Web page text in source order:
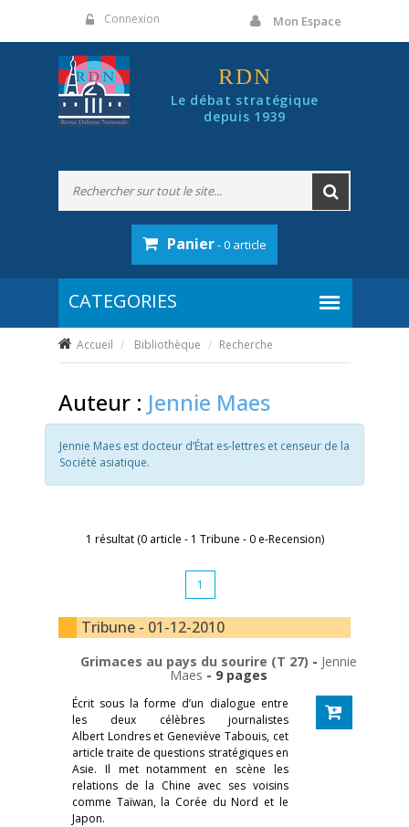
Connexion Mon Espace
RDN
Le débat stratégique
depuis 1939
Panier- 0 article
Accueil Bibliothèque Recherche
Auteur : Jennie Maes
Jennie Maes est docteur d’État es-lettres et censeur de la
Société asiatique.
1 résultat (0 article - 1 Tribune - 0 e-Recension)
1
Tribune - 01-12-2010
Grimaces au pays du sourire (T 27) - Jennie
Maes - 9 pages
Écrit sous la forme d’un dialogue entre
les deux célèbres journalistes
Albert Londres et Geneviève Tabouis, cet
article traite de questions stratégiques en
Asie. Il met notamment en scène les
relations de la Chine avec ses voisins
comme Taïwan, la Corée du Nord et le
Japon.